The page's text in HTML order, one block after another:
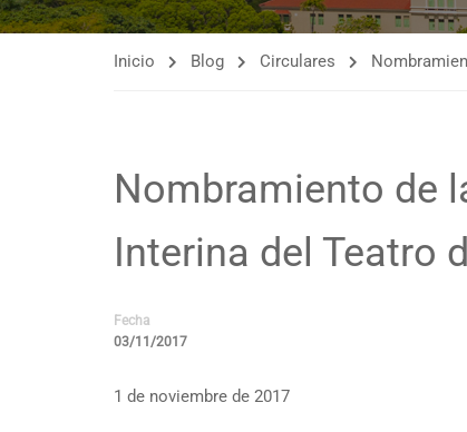
Inicio Blog Circulares
Nombramiento de
Interina del Teatro
Fecha
03/11/2017
1 de noviembre de 2017